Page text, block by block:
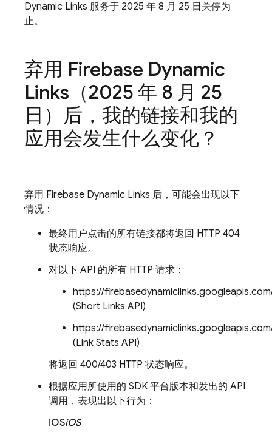
Dynamic Links 服务于 2025 年 8 月 25 日关停为
止。
弃用 Firebase Dynamic
Links（2025 年 8 月 25
日）后，我的链接和我的
应用会发生什么变化？
弃用 Firebase Dynamic Links 后，可能会出现以下
情况：
最终用户点击的所有链接都将返回 HTTP 404
状态响应。
对以下 API 的所有 HTTP 请求：
https://
(Short Links API)
https://
(Link Stats API)
将返回 400/403 HTTP 状态响应。
根据应用所使用的 SDK 平台版本和发出的 API
调用，表现出以下行为：
iOSiOS